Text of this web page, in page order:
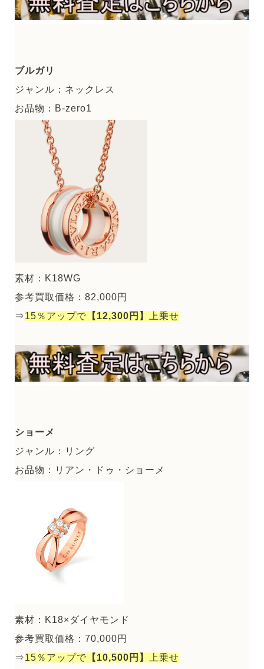
ブルガリ
ジャンル：ネックレス
お品物：B-zero1
素材：K18WG
参考買取価格：82,000円
⇒15％アップで 【12,300円】 上乗せ
ショーメ
ジャンル：リング
お品物：リアン・ドゥ・ショーメ
素材：K18×ダイヤモンド
参考買取価格：70,000円
⇒15％アップで 【10,500円】 上乗せ